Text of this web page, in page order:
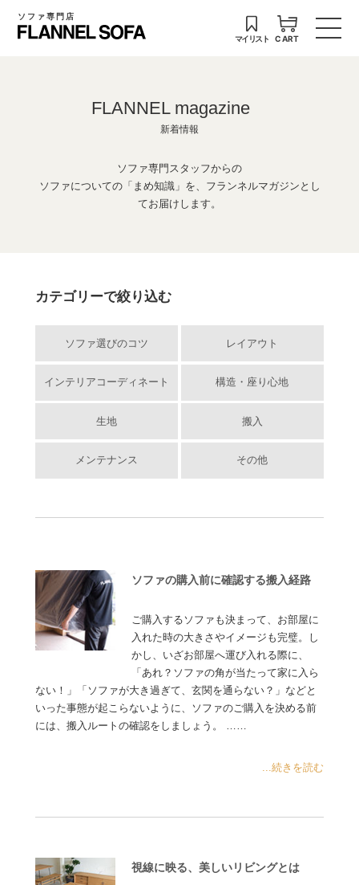
ソファ専門店
マイリスト CART
FLANNEL magazine
新着情報
ソファ専門スタッフからの
ソファについての「まめ知識」を、フランネルマガジンとし
てお届けします。
カテゴリーで絞り込む
ソファ選びのコツ レイアウト
インテリアコーディネート 構造・座り心地
生地 搬入
メンテナンス その他
ソファの購入前に確認する搬入経路
ご購入するソファも決まって、お部屋に
入れた時の大きさやイメージも完璧。し
かし、いざお部屋へ運び入れる際に、
「あれ？ソファの角が当たって家に入ら
ない！」「ソファが大き過ぎて、玄関を通らない？」などと
いった事態が起こらないように、ソファのご購入を決める前
には、搬入ルートの確認をしましょう。 ……
...続きを読む
視線に映る、美しいリビングとは